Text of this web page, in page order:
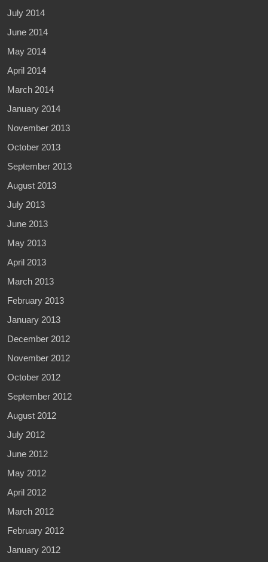
July 2014
June 2014
May 2014
April 2014
March 2014
January 2014
November 2013
October 2013
September 2013
August 2013
July 2013
June 2013
May 2013
April 2013
March 2013
February 2013
January 2013
December 2012
November 2012
October 2012
September 2012
August 2012
July 2012
June 2012
May 2012
April 2012
March 2012
February 2012
January 2012